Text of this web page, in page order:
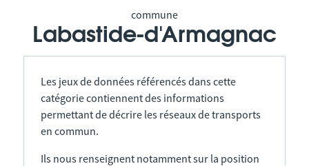
commune
Labastide-d'Armagnac
Les jeux de données référencés dans cette
catégorie contiennent des informations
permettant de décrire les réseaux de transports
en commun.
Ils nous renseignent notamment sur la position